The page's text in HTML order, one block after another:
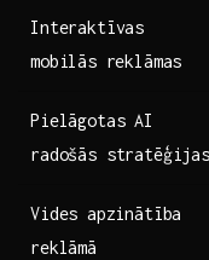
Interaktīvas‌
mobilās⁢ reklāmas
Pielāgotas AI
radošās stratēģijas
Vides ⁢apzinātība
reklāmā